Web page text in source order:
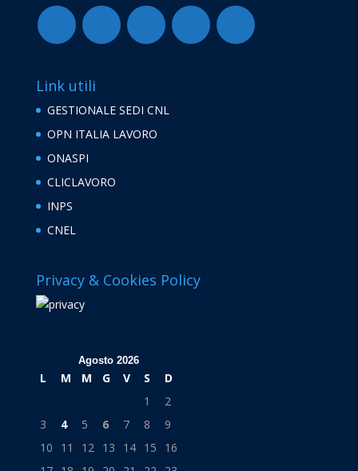
Link utili
GESTIONALE SEDI CNL
OPN ITALIA LAVORO
ONASPI
CLICLAVORO
INPS
CNEL
Privacy & Cookies Policy
Agosto 2026
L M M G V S
D
1
2
3
4 5 6 7 8
9
10
11 12 13 14 15
16